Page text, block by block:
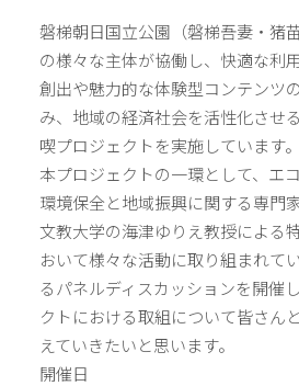
磐梯朝日国立公園（磐梯吾妻・猪
の様々な主体が協働し、快適な利
創出や魅力的な体験型コンテンツ
み、地域の経済社会を活性化させ
喫プロジェクトを実施しています。
本プロジェクトの一環として、エ
環境保全と地域振興に関する専門
文教大学の海津ゆりえ教授による
おいて様々な活動に取り組まれて
るパネルディスカッションを開催
クトにおける取組について皆さん
えていきたいと思います。
開催日